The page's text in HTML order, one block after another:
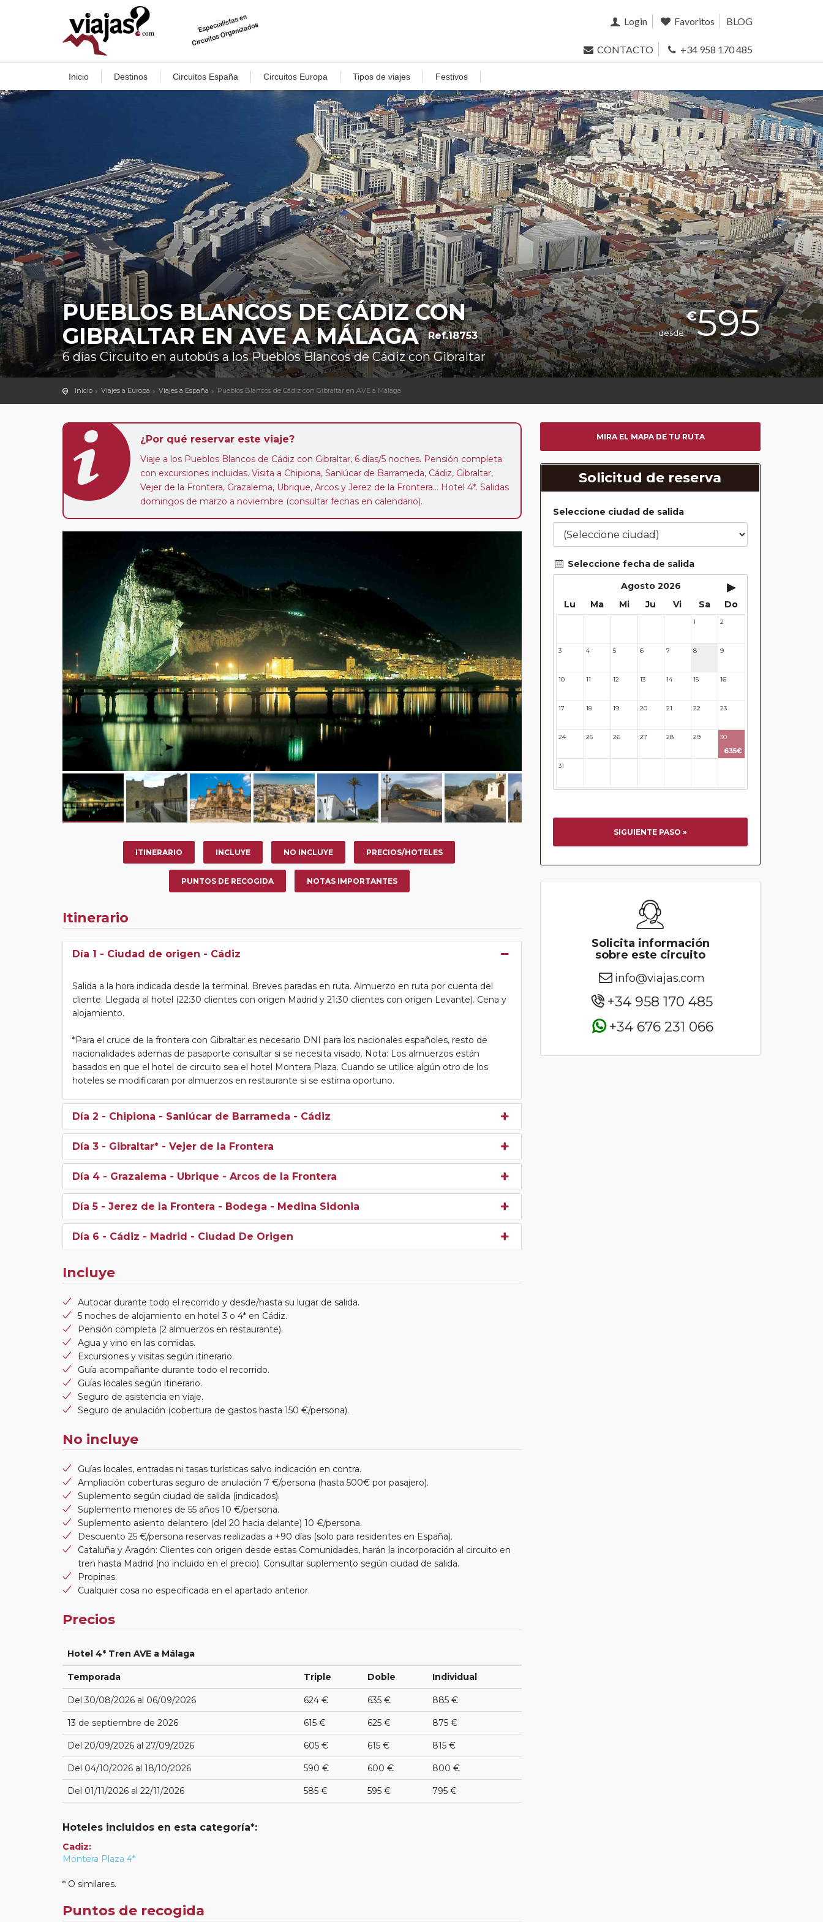
Login Favoritos BLOG
CONTACTO +34 958 170 485
Inicio Destinos Circuitos España Circuitos Europa Tipos de viajes Festivos
PUEBLOS BLANCOS DE CÁDIZ CON
GIBRALTAR EN AVE A MÁLAGA Ref.18753
6 días Circuito en autobús a los Pueblos Blancos de Cádiz con Gibraltar
desde
€595
Inicio Viajes a Europa Viajes a España Pueblos Blancos de Cádiz con Gibraltar en AVE a Málaga
¿Por qué reservar este viaje?
Viaje a los Pueblos Blancos de Cádiz con Gibraltar, 6 días/5 noches. Pensión completa
con excursiones incluidas. Visita a Chipiona, Sanlúcar de Barrameda, Cádiz, Gibraltar,
Vejer de la Frontera, Grazalema, Ubrique, Arcos y Jerez de la Frontera... Hotel 4*. Salidas
domingos de marzo a noviembre (consultar fechas en calendario).
ITINERARIO INCLUYE NO INCLUYE PRECIOS/HOTELES
PUNTOS DE RECOGIDA NOTAS IMPORTANTES
Itinerario
Día 1 - Ciudad de origen - Cádiz
Salida a la hora indicada desde la terminal. Breves paradas en ruta. Almuerzo en ruta por cuenta del
cliente. Llegada al hotel (22:30 clientes con origen Madrid y 21:30 clientes con origen Levante). Cena y
alojamiento.
*Para el cruce de la frontera con Gibraltar es necesario DNI para los nacionales españoles, resto de
nacionalidades ademas de pasaporte consultar si se necesita visado. Nota: Los almuerzos están
basados en que el hotel de circuito sea el hotel Montera Plaza. Cuando se utilice algún otro de los
hoteles se modificaran por almuerzos en restaurante si se estima oportuno.
Día 2 - Chipiona - Sanlúcar de Barrameda - Cádiz
Día 3 - Gibraltar* - Vejer de la Frontera
Día 4 - Grazalema - Ubrique - Arcos de la Frontera
Día 5 - Jerez de la Frontera - Bodega - Medina Sidonia
Día 6 - Cádiz - Madrid - Ciudad De Origen
Incluye
Autocar durante todo el recorrido y desde/hasta su lugar de salida.
5 noches de alojamiento en hotel 3 o 4* en Cádiz.
Pensión completa (2 almuerzos en restaurante).
Agua y vino en las comidas.
Excursiones y visitas según itinerario.
Guía acompañante durante todo el recorrido.
Guías locales según itinerario.
Seguro de asistencia en viaje.
Seguro de anulación (cobertura de gastos hasta 150 €/persona).
No incluye
Guías locales, entradas ni tasas turísticas salvo indicación en contra.
Ampliación coberturas seguro de anulación 7 €/persona (hasta 500€ por pasajero).
Suplemento según ciudad de salida (indicados).
Suplemento menores de 55 años 10 €/persona.
Suplemento asiento delantero (del 20 hacia delante) 10 €/persona.
Descuento 25 €/persona reservas realizadas a +90 días (solo para residentes en España).
Cataluña y Aragón: Clientes con origen desde estas Comunidades, harán la incorporación al circuito en
tren hasta Madrid (no incluido en el precio). Consultar suplemento según ciudad de salida.
Propinas.
Cualquier cosa no especificada en el apartado anterior.
Precios
Hotel 4* Tren AVE a Málaga
Temporada Triple Doble Individual
Del 30/08/2026 al 06/09/2026 624 € 635 € 885 €
13 de septiembre de 2026 615 € 625 € 875 €
Del 20/09/2026 al 27/09/2026 605 € 615 € 815 €
Del 04/10/2026 al 18/10/2026 590 € 600 € 800 €
Del 01/11/2026 al 22/11/2026 585 € 595 € 795 €
Hoteles incluidos en esta categoría*:
Cadiz:
Montera Plaza 4*
* O similares.
Puntos de recogida
MIRA EL MAPA DE TU RUTA
Solicitud de reserva
Seleccione ciudad de salida
Seleccione fecha de salida
Agosto 2026
▸
Lu Ma Mi Ju Vi Sa Do
1 2
3 4 5 6 7 8 9
10 11 12 13 14 15 16
17 18 19 20 21 22 23
24 25 26 27 28 29 30
635€
31
SIGUIENTE PASO »
Solicita información
sobre este circuito
info@viajas.com
+34 958 170 485
+34 676 231 066